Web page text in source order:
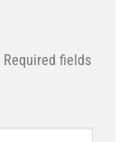
Required fields